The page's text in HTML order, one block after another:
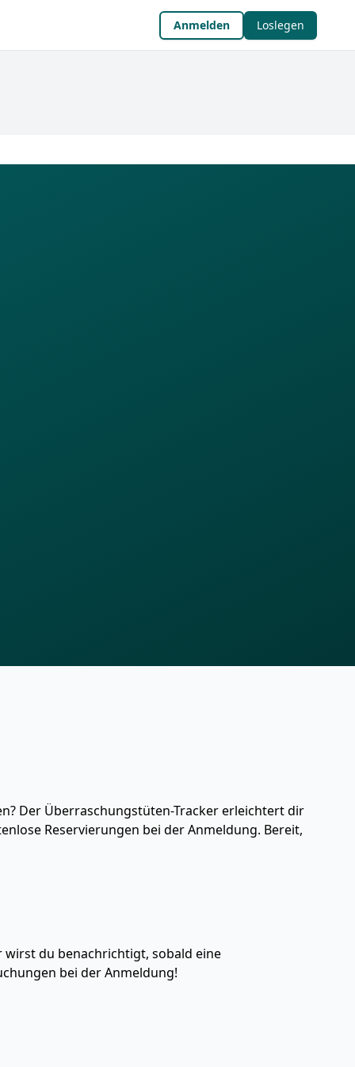
Anmelden Loslegen
Der Überraschungstüten-Tracker erleichtert dir
Reservierungen bei der Anmeldung. Bereit,
wirst du benachrichtigt, sobald eine
bei der Anmeldung!